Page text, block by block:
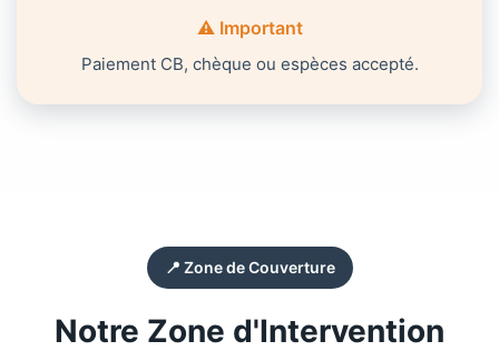
⚠️ Important
Paiement CB, chèque ou espèces accepté.
📍 Zone de Couverture
Notre Zone d'Intervention